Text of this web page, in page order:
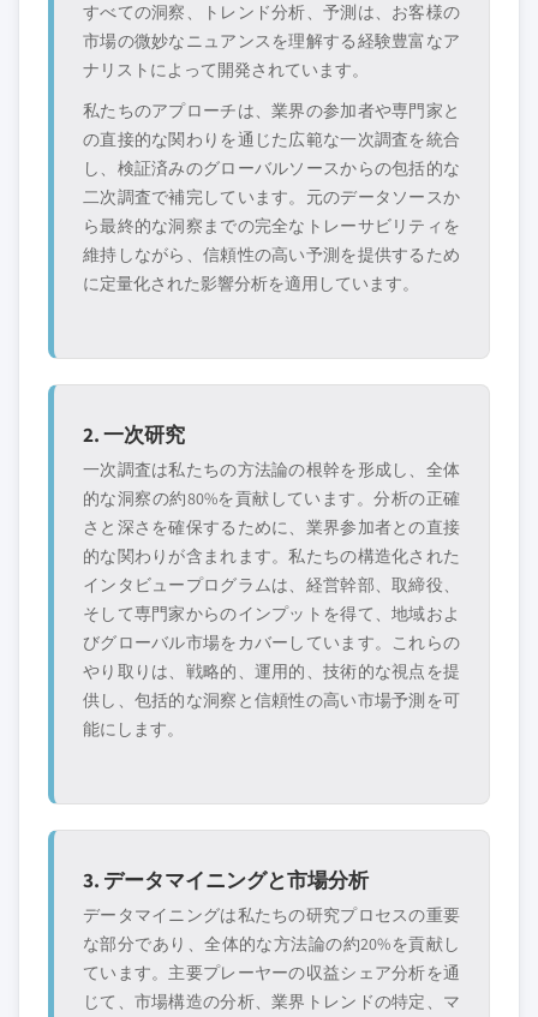
すべての洞察、トレンド分析、予測は、お客様の
市場の微妙なニュアンスを理解する経験豊富なア
ナリストによって開発されています。
私たちのアプローチは、業界の参加者や専門家と
の直接的な関わりを通じた広範な一次調査を統合
し、検証済みのグローバルソースからの包括的な
二次調査で補完しています。元のデータソースか
ら最終的な洞察までの完全なトレーサビリティを
維持しながら、信頼性の高い予測を提供するため
に定量化された影響分析を適用しています。
2. 一次研究
一次調査は私たちの方法論の根幹を形成し、全体
的な洞察の約80%を貢献しています。分析の正確
さと深さを確保するために、業界参加者との直接
的な関わりが含まれます。私たちの構造化された
インタビュープログラムは、経営幹部、取締役、
そして専門家からのインプットを得て、地域およ
びグローバル市場をカバーしています。これらの
やり取りは、戦略的、運用的、技術的な視点を提
供し、包括的な洞察と信頼性の高い市場予測を可
能にします。
3. データマイニングと市場分析
データマイニングは私たちの研究プロセスの重要
な部分であり、全体的な方法論の約20%を貢献し
ています。主要プレーヤーの収益シェア分析を通
じて、市場構造の分析、業界トレンドの特定、マ